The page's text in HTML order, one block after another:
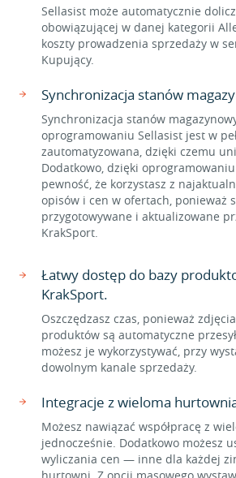
Sellasist może automatycznie
obowiązującej w danej kategorii
koszty prowadzenia sprzedaży w
Kupujący.
Synchronizacja stanów
Synchronizacja stanów
oprogramowaniu Sellasist jest w
zautomatyzowana, dzięki czemu
Dodatkowo, dzięki
pewność, że korzystasz z
opisów i cen w ofertach, ponieważ
przygotowywane i aktualizowane
KrakSport.
Łatwy dostęp do bazy
KrakSport.
Oszczędzasz czas, ponieważ
produktów są automatyczne
możesz je wykorzystywać, przy
dowolnym kanale sprzedaży.
Integracje z wieloma
Możesz nawiązać współpracę z
jednocześnie. Dodatkowo możesz
wyliczania cen — inne dla każdej